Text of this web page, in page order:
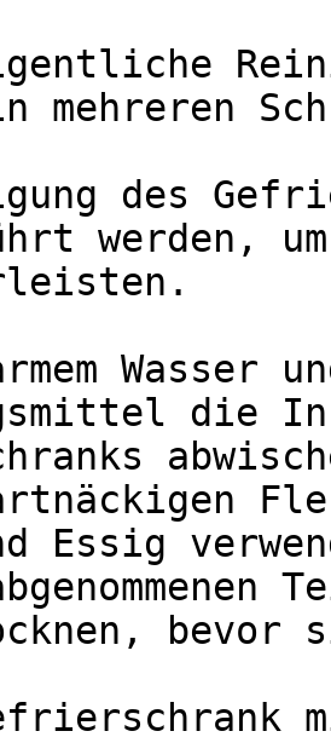
mehreren
des
werden,
Wasser
die
Essig
bevor